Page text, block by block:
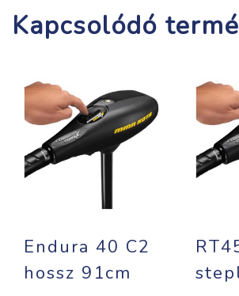
Kapcsolódó
Endura 40 C2
hossz 91cm